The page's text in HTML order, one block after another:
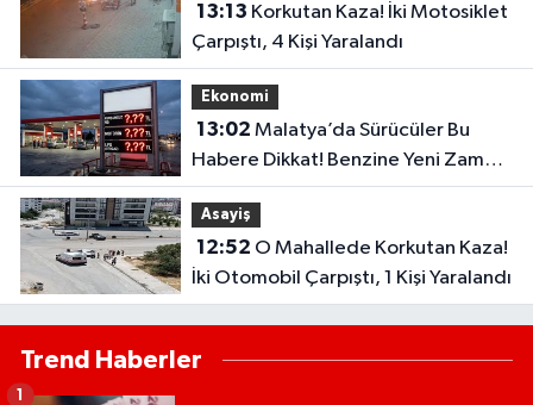
13:13
Çarpıştı, 4 Kişi Yaralandı
Ekonomi
13:02
Habere Dikkat! Benzine Yeni Zam
Kapıda
Asayiş
12:52
İki Otomobil Çarpıştı, 1 Kişi Yaralandı
Trend Haberler
1